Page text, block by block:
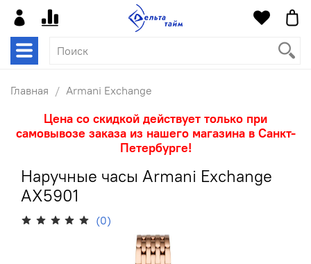
Главная Armani Exchange
Цена со скидкой действует только при
самовывозе заказа из нашего магазина в Санкт-
Петербурге!
Наручные часы Armani Exchange
AX5901
(0)